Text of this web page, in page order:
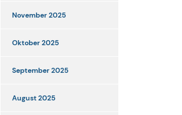
November 2025
Oktober 2025
September 2025
August 2025